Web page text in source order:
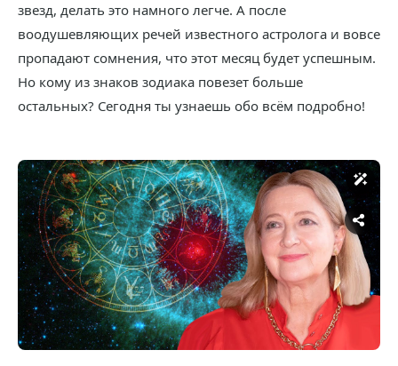
звезд, делать это намного легче. А после
воодушевляющих речей известного астролога и вовсе
пропадают сомнения, что этот месяц будет успешным.
Но кому из знаков зодиака повезет больше
остальных? Сегодня ты узнаешь обо всём подробно!